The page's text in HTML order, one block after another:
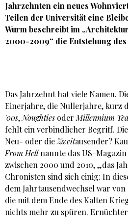
Jahrzehnten ein neues
Teilen der Universität eine
Wurmbeschreibt im
2000-2009“ die Entstehung
Das Jahrzehnt hat viele Namen.
Einerjahre, die Nullerjahre, kurz
'00s,Noughties oderMillennium
fehlt ein verbindlicher Begriff.
Neu- oder dieZweitausender?
From Hellnannte das US-Magazin
zwischen 2000 und 2010, „das
Chronisten sind sich einig: In
dem Jahrtausendwechsel war
die mit dem Ende des Kalten
nichts mehr zu spüren.